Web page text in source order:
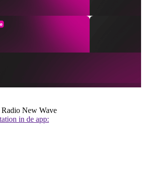
Radio New Wave
in de app: